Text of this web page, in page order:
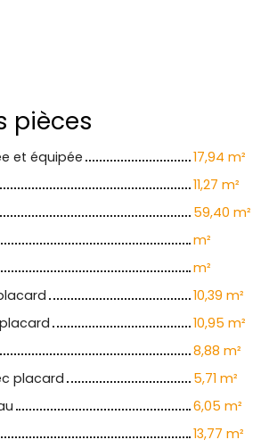
pièces
et équipée
17,94 m²
11,27 m²
59,40 m²
m²
m²
10,39 m²
10,95 m²
8,88 m²
placard
5,71 m²
6,05 m²
13,77 m²